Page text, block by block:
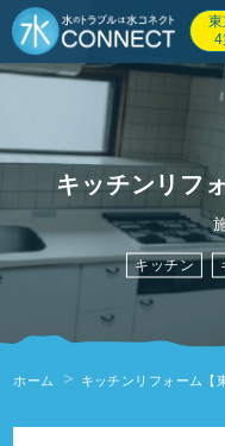
キッチンリフ
キッチン
ホーム キッチンリフォーム【